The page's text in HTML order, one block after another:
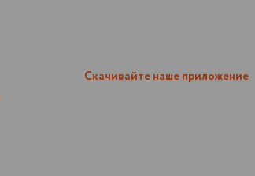
Скачивайте наше приложение